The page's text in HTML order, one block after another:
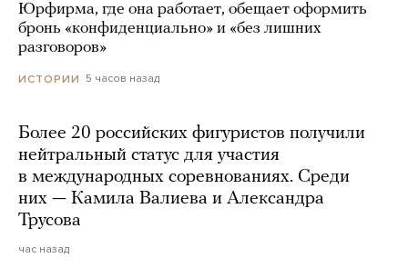
Юрфирма, где она работает, обещает оформить
бронь «конфиденциально» и «без лишних
разговоров»
ИСТОРИИ 5 часов назад
Более 20 российских фигуристов получили
нейтральный статус для участия
в международных соревнованиях. Среди
них — Камила Валиева и Александра
Трусова
час назад